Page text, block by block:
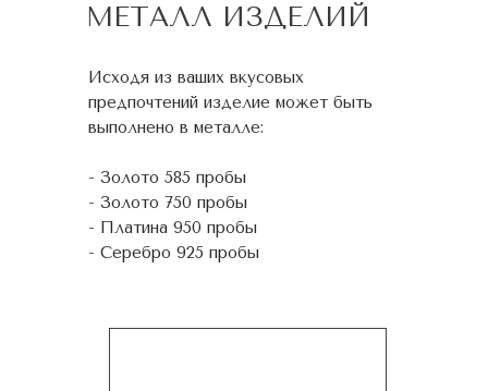
МЕТАЛЛ ИЗДЕЛИЙ
Исходя из ваших вкусовых
предпочтений изделие может быть
выполнено в металле:
- Золото 585 пробы
- Золото 750 пробы
- Платина 950 пробы
- Серебро 925 пробы